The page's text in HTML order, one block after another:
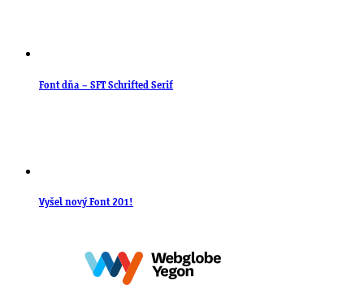
Font dňa – SFT Schrifted Serif
Vyšel nový Font 201!